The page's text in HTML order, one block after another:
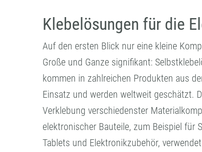
Klebelösungen für die
Auf den ersten Blick nur eine kleine
Große und Ganze signifikant:
kommen in zahlreichen Produkten aus
Einsatz und werden weltweit geschätzt.
Verklebung verschiedenster
elektronischer Bauteile, zum Beispiel für
Tablets und Elektronikzubehör,